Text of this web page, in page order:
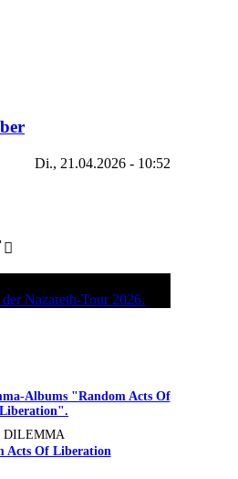
Di., 21.04.2026 - 10:52
DILEMMA
Acts Of Liberation